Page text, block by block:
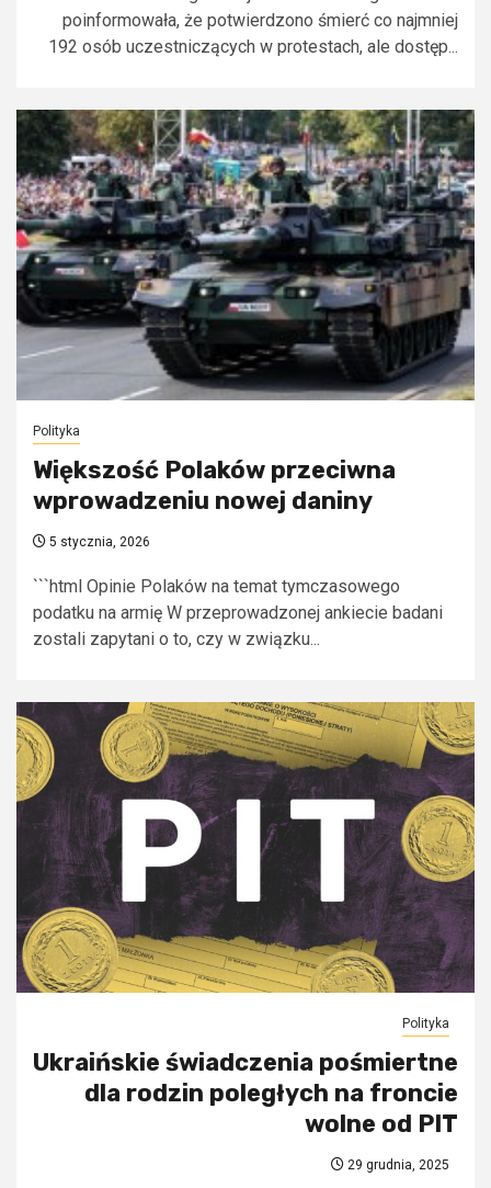
poinformowała, że potwierdzono śmierć co najmniej
192 osób uczestniczących w protestach, ale dostęp...
Polityka
Większość Polaków przeciwna
wprowadzeniu nowej daniny
5 stycznia, 2026
```html Opinie Polaków na temat tymczasowego
podatku na armię W przeprowadzonej ankiecie badani
zostali zapytani o to, czy w związku...
Polityka
Ukraińskie świadczenia pośmiertne
dla rodzin poległych na froncie
wolne od PIT
29 grudnia, 2025